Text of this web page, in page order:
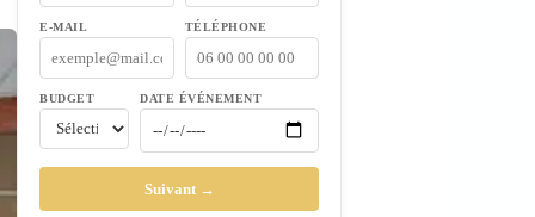
E-MAIL TÉLÉPHONE
BUDGET DATE ÉVÉNEMENT
Suivant →